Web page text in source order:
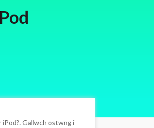
iPod?. Gallwch ostwng i